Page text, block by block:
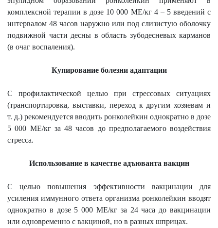
комплексной терапии в дозе 10 000 МЕ/кг 4 – 5 введений с
интервалом 48 часов наружно или под слизистую оболочку
подвижной части десны в область зубодесневых карманов
(в очаг воспаления).
Купирование болезни адаптации
С профилактической целью при стрессовых ситуациях
(транспортировка, выставки, переход к другим хозяевам и
т. д.) рекомендуется вводить ронколейкин однократно в дозе
5 000 МЕ/кг за 48 часов до предполагаемого воздействия
стресса.
Использование в качестве адъюванта вакцин
С целью повышения эффективности вакцинации для
усиления иммунного ответа организма ронколейкин вводят
однократно в дозе 5 000 МЕ/кг за 24 часа до вакцинации
или одновременно с вакциной, но в разных шприцах.